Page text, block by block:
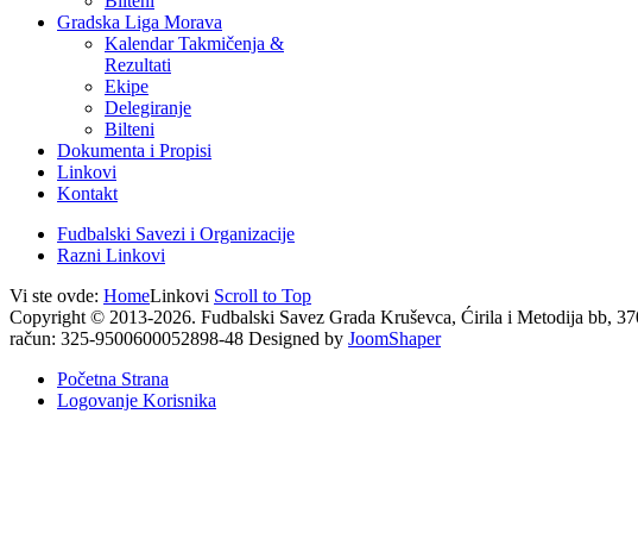
Gradska Liga Morava
Kalendar Takmičenja &
Rezultati
Ekipe
Delegiranje
Bilteni
Dokumenta i Propisi
Linkovi
Kontakt
Fudbalski Savezi i Organizacije
Razni Linkovi
Vi ste ovde: HomeLinkovi Scroll to Top
Copyright © 2013-2026. Fudbalski Savez Grada Kruševca, Ćirila i Metodija bb,
račun: 325-9500600052898-48 Designed by JoomShaper
Početna Strana
Logovanje Korisnika